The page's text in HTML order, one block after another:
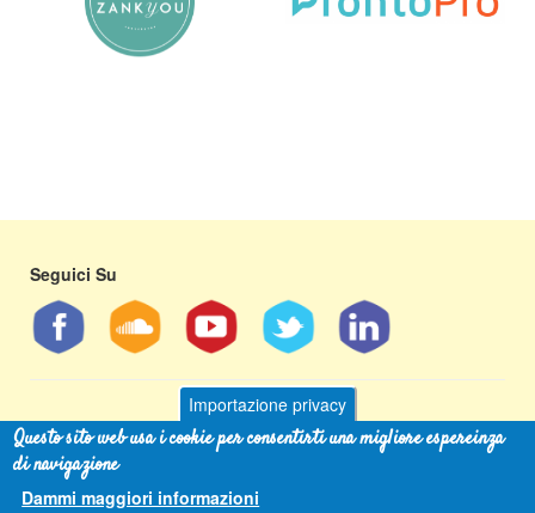
Seguici Su
Andrew Libertini- tel 349 593 2997 - email
info@andrewlibertini.it
[Cookies Policy]
Importazione privacy
Questo sito web usa i cookie per consentirti una migliore espereinza
di navigazione
Dammi maggiori informazioni